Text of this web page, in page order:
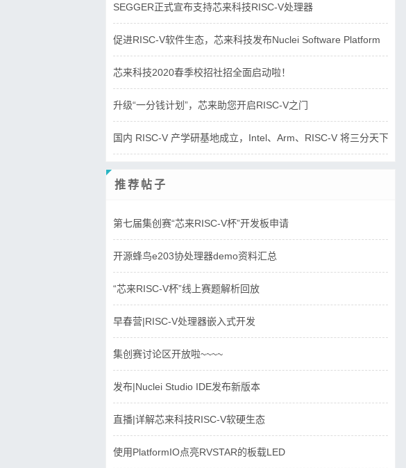
SEGGER正式宣布支持芯来科技RISC-V处理器
促进RISC-V软件生态，芯来科技发布Nuclei Software Platform
芯来科技2020春季校招社招全面启动啦！
升级“一分钱计划”，芯来助您开启RISC-V之门
国内 RISC-V 产学研基地成立，Intel、Arm、RISC-V 将三分天下？
推荐帖子
第七届集创赛“芯来RISC-V杯”开发板申请
开源蜂鸟e203协处理器demo资料汇总
“芯来RISC-V杯”线上赛题解析回放
早春营|RISC-V处理器嵌入式开发
集创赛讨论区开放啦~~~~
发布|Nuclei Studio IDE发布新版本
直播|详解芯来科技RISC-V软硬生态
使用PlatformIO点亮RVSTAR的板载LED